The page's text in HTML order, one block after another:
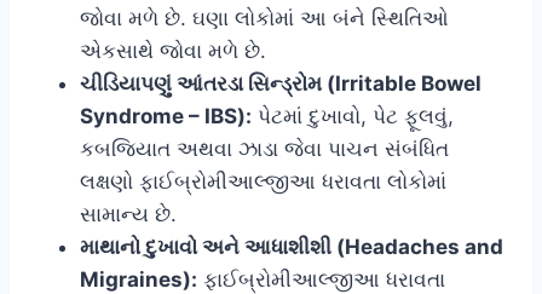
જોવા મળે છે. ઘણા લોકોમાં આ બંને સ્થિતિઓ
એકસાથે જોવા મળે છે.
ચીડિયાપણું આંતરડા સિન્ડ્રોમ (Irritable Bowel
Syndrome – IBS): પેટમાં દુખાવો, પેટ ફૂલવું,
કબજિયાત અથવા ઝાડા જેવા પાચન સંબંધિત
લક્ષણો ફાઈબ્રોમીઆલ્જીઆ ધરાવતા લોકોમાં
સામાન્ય છે.
માથાનો દુખાવો અને આધાશીશી (Headaches and
Migraines): ફાઈબ્રોમીઆલ્જીઆ ધરાવતા